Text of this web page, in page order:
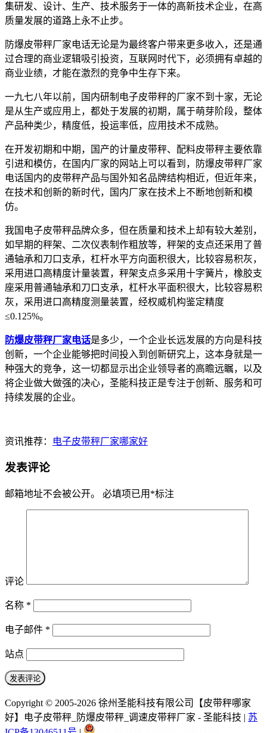
集研发、设计、生产、技术服务于一体的高新技术企业，在高
质量发展的道路上永不止步。
防爆皮带秤厂家电话无论是为最终客户带来更多收入，还是通
过合理的商业逻辑吸引投资，互联网时代下，必须拥有卓越的
商业业绩，才能在激烈的竞争中生存下来。
一九七八年以前，国内研制电子皮带秤的厂家不到十家，无论
是从生产或应用上，都处于发展的初期，属于萌芽阶段，整体
产品种类少，精度低，投运率低，应用技术不成熟。
在开发初期和中期，国产的计量皮带秤、配料皮带秤主要依靠
引进和模仿，在国内厂家的网站上可以看到，防爆皮带秤厂家
电话国内的皮带秤产品与国外知名品牌结构相近，但近年来，
在技术和创新的新时代，国内厂家在技术上不断地创新和模
仿。
我国电子皮带秤品牌众多，但在质量和技术上却有较大差别，
如早期的秤架、二次仪表制作粗放等，秤架的支点还采用了普
通轴承和刀口支承，杠杆水平方向面积很大，比较容易积灰，
采用进口高精度计量装置，秤架支点多采用十字簧片，橡胶支
座采用普通轴承和刀口支承，杠杆水平面积很大，比较容易积
灰，采用进口高精度测量装置，经权威机构鉴定精度
≤0.125%。
防爆皮带秤厂家电话是多少，一个企业长远发展的方向是科技
创新，一个企业能够把时间投入到创新研究上，这本身就是一
种强大的竞争，这一切都显示出企业领导者的高瞻远瞩，以及
将企业做大做强的决心，圣能科技正是专注于创新、服务和可
持续发展的企业。
资讯推荐： 电子皮带秤厂家哪家好
发表评论
邮箱地址不会被公开。 必填项已用 *标注
评论
名称 *
电子邮件 *
站点
Copyright © 2005-2026 徐州圣能科技有限公司【皮带秤哪家
好】电子皮带秤_防爆皮带秤_调速皮带秤厂家 - 圣能科技 | 苏